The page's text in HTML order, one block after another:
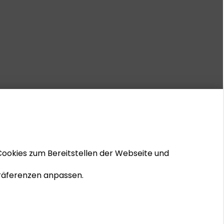
zum Bereitstellen der Webseite und
anpassen.